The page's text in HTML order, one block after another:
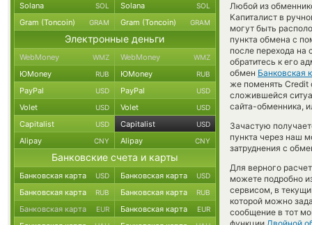
Любой из
Капиталист в
могут быть
пункта обмена с
после перехода
обратитесь к его
обмен Банковская
же поменять Credit
сложившейся
сайта-обменника,
Зачастую
пункта через наш
затруднения с
Для верного
можете подробно
сервисом, в
которой можно
сообщение в тот
Solana SOL Solana SOL
Gram (Toncoin) GRAM Gram (Toncoin) GRAM
Электронные деньги
WebMoney WMZ WebMoney WMZ
ЮMoney RUB ЮMoney RUB
PayPal USD PayPal USD
Volet USD Volet USD
Capitalist USD Capitalist USD
Alipay CNY Alipay CNY
Банковские счета и карты
Банковская карта USD Банковская карта USD
Банковская карта RUB Банковская карта RUB
Банковская карта EUR Банковская карта EUR